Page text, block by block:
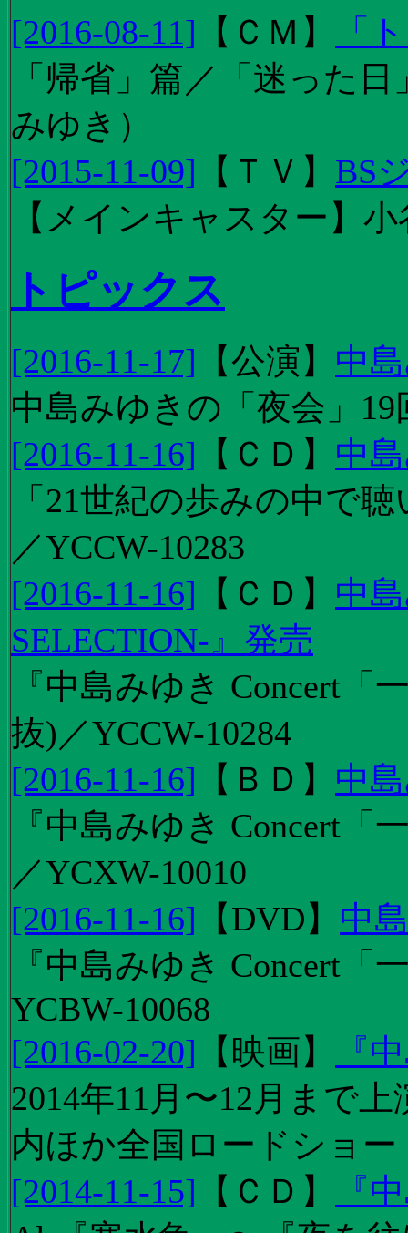
[2016-08-11] 【 ＣＭ 】
「
「帰省」篇／「迷った
みゆき）
[2015-11-09] 【 ＴＶ 】 BS
【メインキャスター】
トピックス
[2016-11-17] 【公演 】 中
中島みゆきの「夜会」
[2016-11-16] 【 ＣＤ 】 中
「21世紀の歩みの中で
／YCCW-10283
[2016-11-16] 【 ＣＤ 】 中
SELECTION-』発売
『中島みゆき Concert
抜)／YCCW-10284
[2016-11-16] 【 ＢＤ 】 中
『中島みゆき Concert
／YCXW-10010
[2016-11-16] 【DVD】 中
『中島みゆき Concert
YCBW-10068
[2016-02-20] 【 映画】
『
2014年11月〜12月まで
内ほか全国ロードショー
[2014-11-15] 【 ＣＤ 】
『